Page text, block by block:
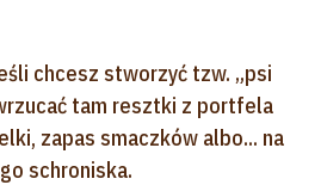
chcesz stworzyć tzw. „psi
tam resztki z portfela
zapas smaczków albo... na
schroniska.